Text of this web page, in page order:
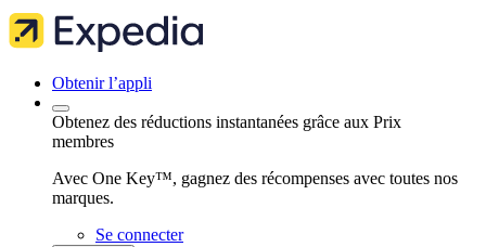
Obtenir l’appli
Obtenez des réductions instantanées grâce aux Prix
membres
Avec One Key™, gagnez des récompenses avec toutes nos
marques.
Se connecter